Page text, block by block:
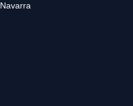
Navarra